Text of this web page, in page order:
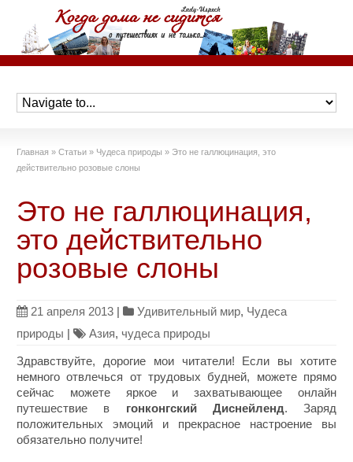
Главная » Статьи » Чудеса природы » Это не галлюцинация, это
действительно розовые слоны
Это не галлюцинация,
это действительно
розовые слоны
21 апреля 2013 | Удивительный мир, Чудеса
природы | Азия, чудеса природы
Здравствуйте, дорогие мои читатели! Если вы хотите
немного отвлечься от трудовых будней, можете прямо
сейчас можете яркое и захватывающее онлайн
путешествие в гонконгский Диснейленд. Заряд
положительных эмоций и прекрасное настроение вы
обязательно получите!